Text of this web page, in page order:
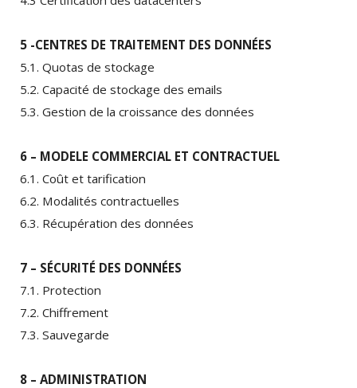
5 -CENTRES DE TRAITEMENT DES DONNÉES
5.1. Quotas de stockage
5.2. Capacité de stockage des emails
5.3. Gestion de la croissance des données
6 – MODELE COMMERCIAL ET CONTRACTUEL
6.1. Coût et tarification
6.2. Modalités contractuelles
6.3. Récupération des données
7 – SÉCURITÉ DES DONNÉES
7.1. Protection
7.2. Chiffrement
7.3. Sauvegarde
8 – ADMINISTRATION